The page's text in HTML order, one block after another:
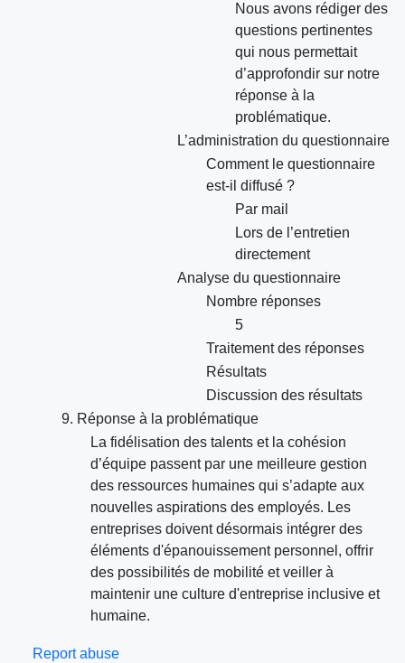
Nous avons rédiger des
questions pertinentes
qui nous permettait
d’approfondir sur notre
réponse à la
problématique.
L’administration du questionnaire
Comment le questionnaire
est-il diffusé ?
Par mail
Lors de l’entretien
directement
Analyse du questionnaire
Nombre réponses
5
Traitement des réponses
Résultats
Discussion des résultats
9. Réponse à la problématique
La fidélisation des talents et la cohésion
d’équipe passent par une meilleure gestion
des ressources humaines qui s’adapte aux
nouvelles aspirations des employés. Les
entreprises doivent désormais intégrer des
éléments d'épanouissement personnel, offrir
des possibilités de mobilité et veiller à
maintenir une culture d'entreprise inclusive et
humaine.
Report abuse